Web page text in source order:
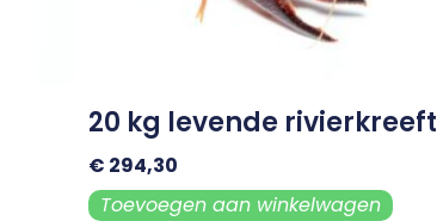
20 kg levende rivierkreeft
€ 294,30
Toevoegen aan winkelwagen